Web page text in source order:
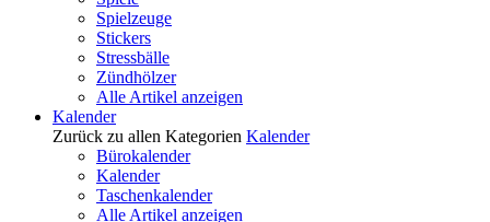
Spielzeuge
Stickers
Stressbälle
Zündhölzer
Alle Artikel anzeigen
Kalender
Zurück zu allen Kategorien Kalender
Bürokalender
Kalender
Taschenkalender
Alle Artikel anzeigen